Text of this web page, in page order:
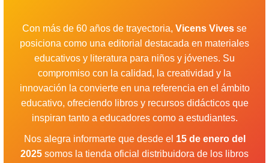
Con más de 60 años de trayectoria, Vicens Vives se
posiciona como una editorial destacada en materiales
educativos y literatura para niños y jóvenes. Su
compromiso con la calidad, la creatividad y la
innovación la convierte en una referencia en el ámbito
educativo, ofreciendo libros y recursos didácticos que
inspiran tanto a educadores como a estudiantes.
Nos alegra informarte que desde el 15 de enero del
2025 somos la tienda oficial distribuidora de los libros